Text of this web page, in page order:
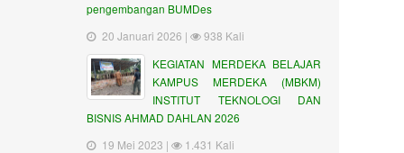
pengembangan BUMDes
20 Januari 2026 |
938 Kali
KEGIATAN MERDEKA BELAJAR
KAMPUS MERDEKA (MBKM)
INSTITUT TEKNOLOGI DAN
BISNIS AHMAD DAHLAN 2026
19 Mei 2023 |
1.431 Kali